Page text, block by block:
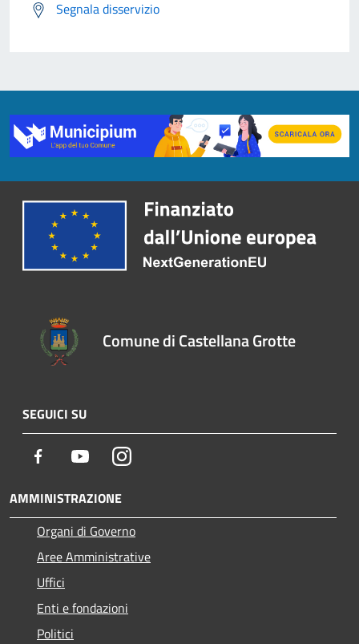
Segnala disservizio
Comune di Castellana Grotte
SEGUICI SU
Facebook YoutubeInstagram
AMMINISTRAZIONE
Organi di Governo
Aree Amministrative
Uffici
Enti e fondazioni
Politici